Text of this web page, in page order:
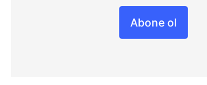
Abone ol